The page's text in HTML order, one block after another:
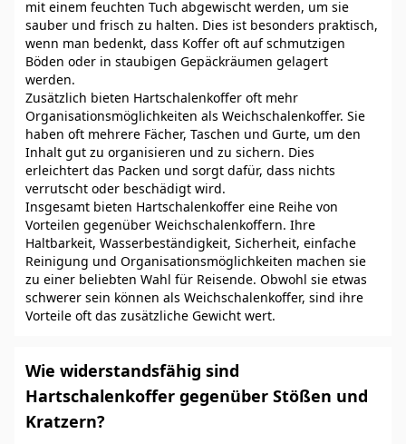
mit einem feuchten Tuch abgewischt werden, um sie
sauber und frisch zu halten. Dies ist besonders praktisch,
wenn man bedenkt, dass Koffer oft auf schmutzigen
Böden oder in staubigen Gepäckräumen gelagert
werden.
Zusätzlich bieten Hartschalenkoffer oft mehr
Organisationsmöglichkeiten als Weichschalenkoffer. Sie
haben oft mehrere Fächer, Taschen und Gurte, um den
Inhalt gut zu organisieren und zu sichern. Dies
erleichtert das Packen und sorgt dafür, dass nichts
verrutscht oder beschädigt wird.
Insgesamt bieten Hartschalenkoffer eine Reihe von
Vorteilen gegenüber Weichschalenkoffern. Ihre
Haltbarkeit, Wasserbeständigkeit, Sicherheit, einfache
Reinigung und Organisationsmöglichkeiten machen sie
zu einer beliebten Wahl für Reisende. Obwohl sie etwas
schwerer sein können als Weichschalenkoffer, sind ihre
Vorteile oft das zusätzliche Gewicht wert.
Wie widerstandsfähig sind
Hartschalenkoffer gegenüber Stößen und
Kratzern?